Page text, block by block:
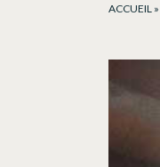
ACCUEIL »